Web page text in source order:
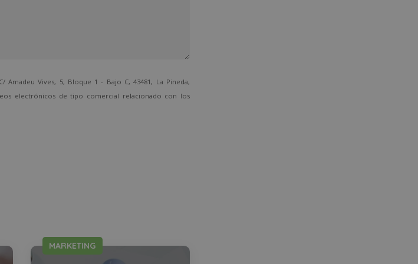
C/ Amadeu Vives, 5, Bloque 1 - Bajo C, 43481, La Pineda,
electrónicos de tipo comercial relacionado con los
MARKETING